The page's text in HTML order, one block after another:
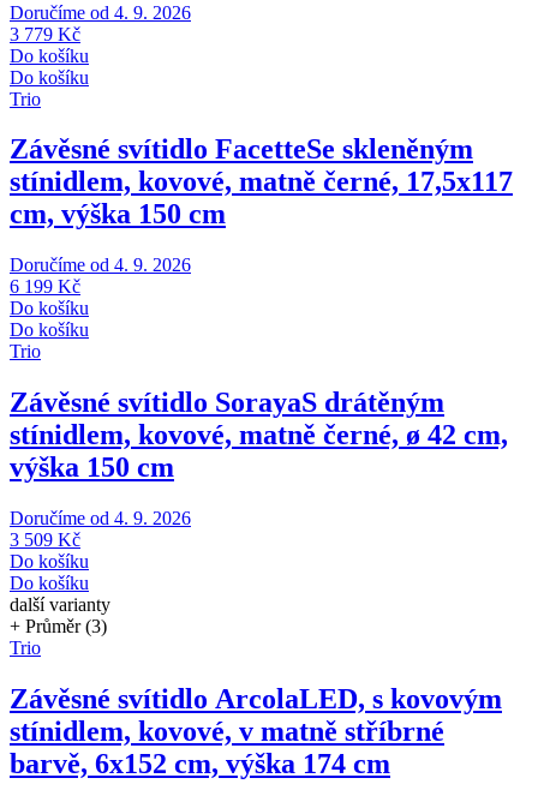
Doručíme od 4. 9. 2026
3 779 Kč
Do košíku
Do košíku
Trio
Závěsné svítidlo FacetteSe skleněným
stínidlem, kovové, matně černé, 17,5x117
cm, výška 150 cm
Doručíme od 4. 9. 2026
6 199 Kč
Do košíku
Do košíku
Trio
Závěsné svítidlo SorayaS drátěným
stínidlem, kovové, matně černé, ø 42 cm,
výška 150 cm
Doručíme od 4. 9. 2026
3 509 Kč
Do košíku
Do košíku
další varianty
+ Průměr (3)
Trio
Závěsné svítidlo ArcolaLED, s kovovým
stínidlem, kovové, v matně stříbrné
barvě, 6x152 cm, výška 174 cm